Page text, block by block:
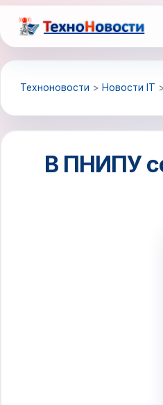
Перейти
к
содержимому
Техноновости > Новости IT
В ПНИПУ